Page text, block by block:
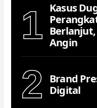
1
Kasus
Angin
2
Brand
Digital